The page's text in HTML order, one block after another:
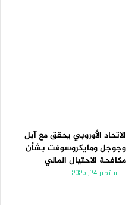
الاتحاد الأوروبي يحقق مع آبل
وجوجل ومايكروسوفت بشأن
مكافحة الاحتيال المالي
سبتمبر 24, 2025